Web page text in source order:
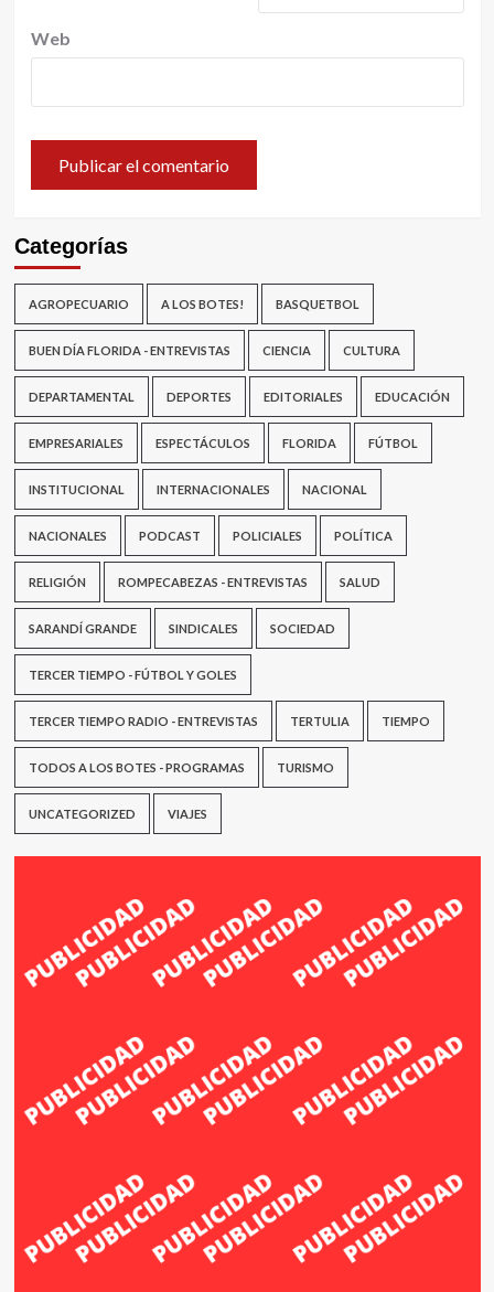
Web
Categorías
AGROPECUARIO A LOS BOTES! BASQUETBOL
BUEN DÍA FLORIDA - ENTREVISTAS CIENCIA CULTURA
DEPARTAMENTAL DEPORTES EDITORIALES EDUCACIÓN
EMPRESARIALES ESPECTÁCULOS FLORIDA FÚTBOL
INSTITUCIONAL INTERNACIONALES NACIONAL
NACIONALES PODCAST POLICIALES POLÍTICA
RELIGIÓN ROMPECABEZAS - ENTREVISTAS SALUD
SARANDÍ GRANDE SINDICALES SOCIEDAD
TERCER TIEMPO - FÚTBOL Y GOLES
TERCER TIEMPO RADIO - ENTREVISTAS TERTULIA TIEMPO
TODOS A LOS BOTES - PROGRAMAS TURISMO
UNCATEGORIZED VIAJES